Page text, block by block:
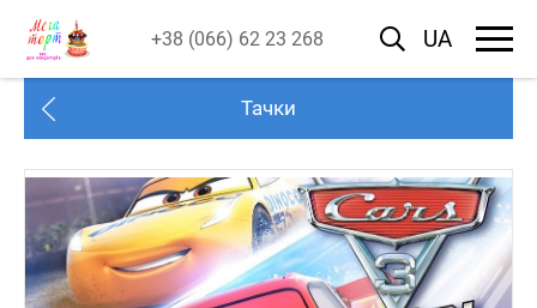
+38 (066) 62 23 268 UA
Тачки